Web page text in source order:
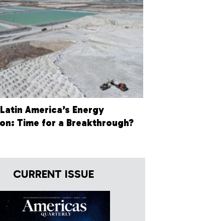
America’s Energy
Time for a Breakthrough?
CURRENT ISSUE